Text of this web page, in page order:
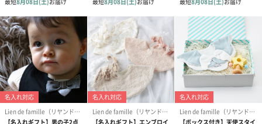
ダンボール装飾（ひま
わり）（720円）
ダンボール装飾（チュ
ーリップ）（720円）
ダンボール装
イトピンク×
ト）（580円）
刺繍名入れ
大切な方のお名前や記念日を刺繍でお入れします。
※ 写真は一例です。
※ 刺繍の仕上がり具合は、商品の素材・厚みにより個体差がある